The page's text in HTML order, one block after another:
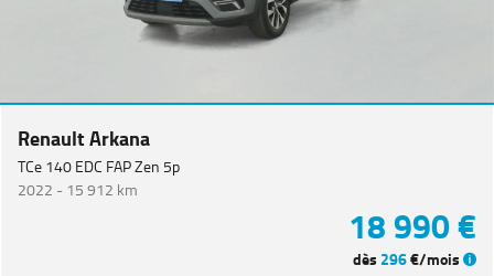
Renault Arkana
TCe 140 EDC FAP Zen 5p
2022 - 15 912 km
18 990 €
dès 296€/mois